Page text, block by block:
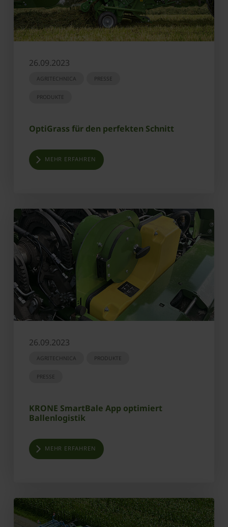
26.09.2023
AGRITECHNICA PRESSE
PRODUKTE
OptiGrass für den perfekten Schnitt
MEHR ERFAHREN
26.09.2023
AGRITECHNICA PRODUKTE
PRESSE
KRONE SmartBale App optimiert
Ballenlogistik
MEHR ERFAHREN